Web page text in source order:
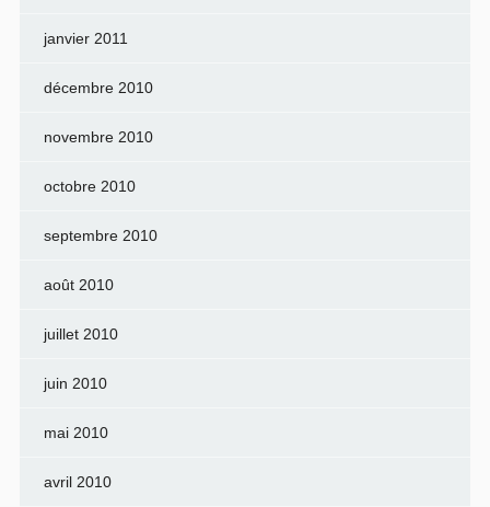
janvier 2011
décembre 2010
novembre 2010
octobre 2010
septembre 2010
août 2010
juillet 2010
juin 2010
mai 2010
avril 2010